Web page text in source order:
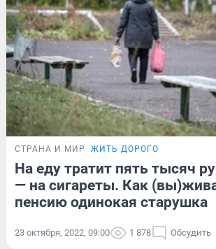
СТРАНА И МИР ЖИТЬ ДОРОГО
На еду тратит пять тысяч
— на сигареты. Как
пенсию одинокая старушка
23 октября, 2022, 09:00 1 878 Обсудить